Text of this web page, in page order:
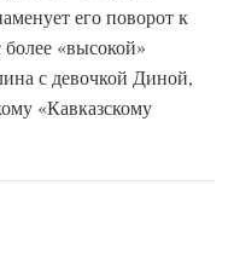
его поворот к
«высокой»
с девочкой Диной,
«Кавказскому